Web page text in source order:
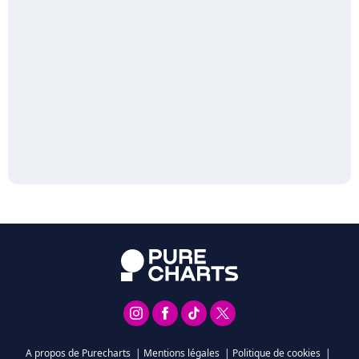
A propos de Purecharts | Mentions légales | Politique de cookies |